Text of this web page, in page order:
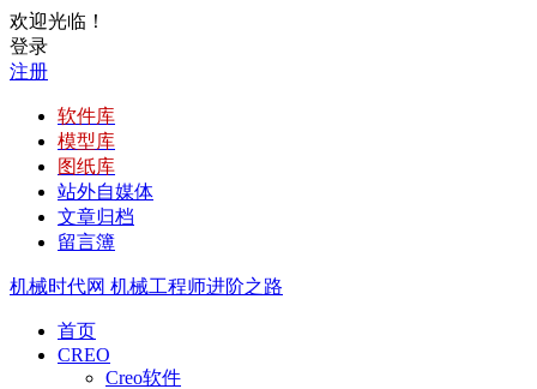
欢迎光临！
登录
注册
软件库
模型库
图纸库
站外自媒体
文章归档
留言簿
机械时代网 机械工程师进阶之路
首页
CREO
Creo软件